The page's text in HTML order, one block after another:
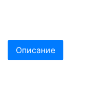
Описание